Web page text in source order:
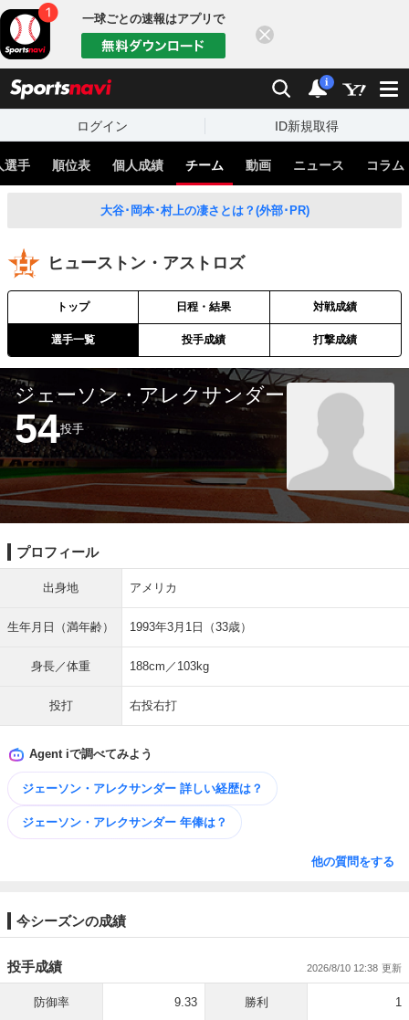
一球ごとの速報はアプリで
検索 通知
i
ログイン ID新規取得
選手 順位表 個人成績 チーム 動画 ニュース コラム
大谷･岡本･村上の凄さとは？(外部･PR)
ヒューストン・アストロズ
トップ 日程・結果 対戦成績
選手一覧 投手成績 打撃成績
ジェーソン・アレクサンダー
54投手
プロフィール
出身地 アメリカ
生年月日（満年齢） 1993年3月1日（33歳）
身長／体重 188cm／103kg
投打 右投右打
Agent iで調べてみよう
ジェーソン・アレクサンダー 詳しい​経歴は？
ジェーソン・アレクサンダー 年俸は？
他の質問をする
今シーズンの成績
投手成績 2026/8/10 12:38
防御率 9.33 勝利 1